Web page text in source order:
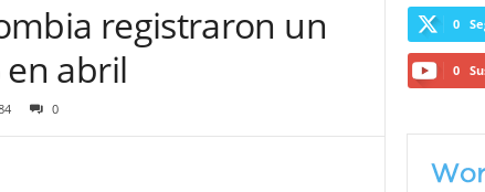
registraron un
en abril
0
0
0